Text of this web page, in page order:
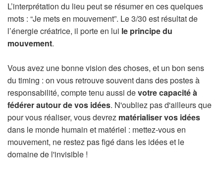
L’interprétation du lieu peut se résumer en ces quelques
mots : “Je mets en mouvement”. Le 3/30 est résultat de
l’énergie créatrice, il porte en lui le principe du
mouvement.
Vous avez une bonne vision des choses, et un bon sens
du timing : on vous retrouve souvent dans des postes à
responsabilité, compte tenu aussi devotre capacité à
fédérer autour de vos idées. N'oubliez pas d'ailleurs que
pour vous réaliser, vous devrez matérialiser vos idées
dans le monde humain et matériel : mettez-vous en
mouvement, ne restez pas figé dans les idées et le
domaine de l'invisible !